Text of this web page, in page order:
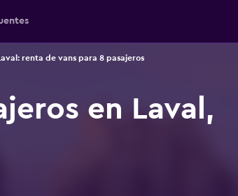
renta de vans para 8 pasajeros
en Laval,